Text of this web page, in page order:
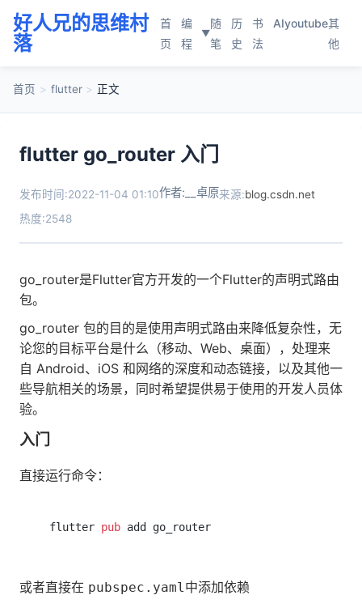
好人兄的思维村
落
首
页
编
程
▼
随
笔
历
史
书
法
AIyoutube其
他
首页 > flutter > 正文
flutter go_router 入门
发布时间:2022-11-04 01:10作者:__卓原来源:blog.csdn.net
热度:2548
go_router是Flutter官方开发的一个Flutter的声明式路由
包。
go_router 包的目的是使用声明式路由来降低复杂性，无
论您的目标平台是什么（移动、Web、桌面），处理来
自 Android、iOS 和网络的深度和动态链接，以及其他一
些导航相关的场景，同时希望提供易于使用的开发人员体
验。
入门
直接运行命令：
flutter pub
或者直接在 pubspec.yaml 中添加依赖